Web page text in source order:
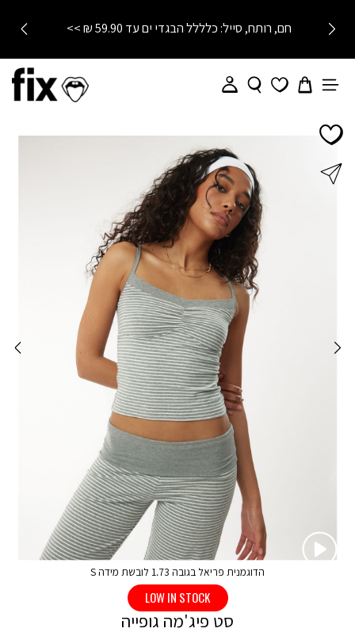
התחרטת? לא נורא! החזרות והחלפות עד 21 יום בחנויות הרשת ❤️
LOW IN STOCK
סט פיג'מה גופייה
הדוגמנית פריאל בגובה 1.73 לובשת מידה S